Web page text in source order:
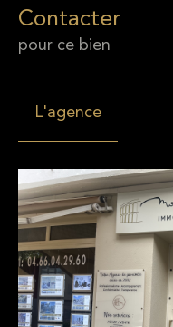
Contacter
pour ce bien
L'agence